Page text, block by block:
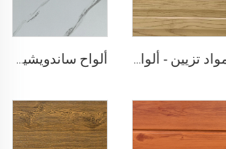
مواد تزيين - ألواح جدارية معدنية عازلة ألواح ساندويشية من البولي يوريثين ألواح ساندويشية من البولي يوريثين لتجديد المنازل القديمة ألواح ساندويشية من الصلب مقاومة لعوادل الجو عزل حراري للجدران الخارجية المعدنية عزل حراري للواجهات المنزلية